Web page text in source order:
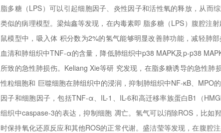
脂多糖（LPS）可以引起细胞因子、炎性因子和活性氧的释放，从而
类似的病理模型。梁灿鑫等发现，在内毒素即 脂多糖（LPS）腹腔注
鼠模型中，吸入体 积分数为2%的氢气能够明显改善肺功能，减轻肺
血清和肺组织中TNF-α的含量，降低肺组织中p38 MAPK及p-p38
所致的急性肺损伤。Keliang Xie等研 究发现，在脂多糖诱导的急性肺
性粒细胞和 巨噬细胞在肺组织中的浸润，抑制肺组织中NF-κB、MPO
因子和细胞因子，包括TNF-α、IL-1、IL-6和高迁移率族蛋白B1（
组织中caspase-3的表达，抑制细胞 凋亡。氢气可以消除ROS，比如
时保持氧化还原反应和其他ROS的正常代谢。盛洁莹等发现，在腹腔